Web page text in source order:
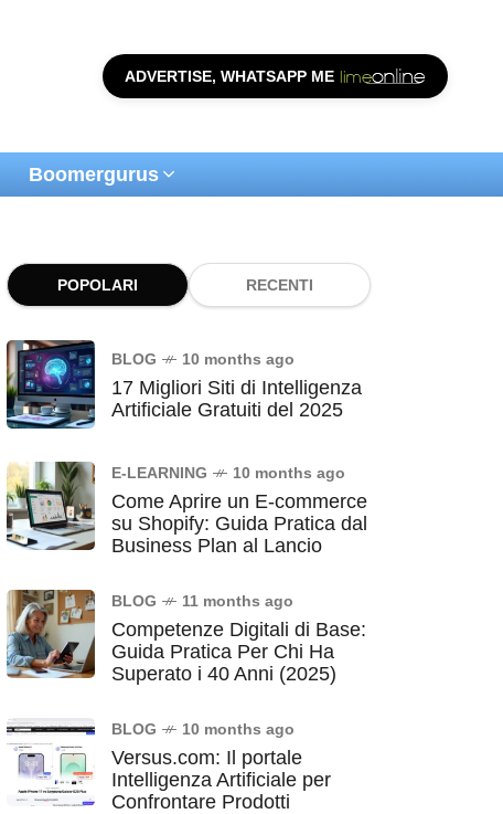
ADVERTISE, WHATSAPP ME
Boomergurus
POPOLARI RECENTI
BLOG 10 months ago
17 Migliori Siti di Intelligenza
Artificiale Gratuiti del 2025
E-LEARNING 10 months ago
Come Aprire un E-commerce
su Shopify: Guida Pratica dal
Business Plan al Lancio
BLOG 11 months ago
Competenze Digitali di Base:
Guida Pratica Per Chi Ha
Superato i 40 Anni (2025)
BLOG 10 months ago
Versus.com: Il portale
Intelligenza Artificiale per
Confrontare Prodotti